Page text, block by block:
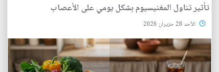
تأثير تناول المغنيسيوم بشكل يومي على الأعصاب
الأحد 28 حزيران 2026